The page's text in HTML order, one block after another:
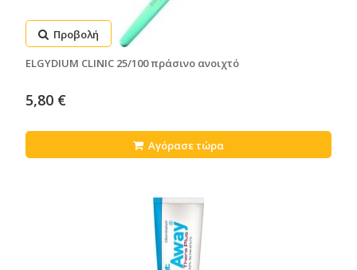
Προβολή
ELGYDIUM CLINIC 25/100 πράσινο ανοιχτό
5,80 €
Αγόρασε τώρα